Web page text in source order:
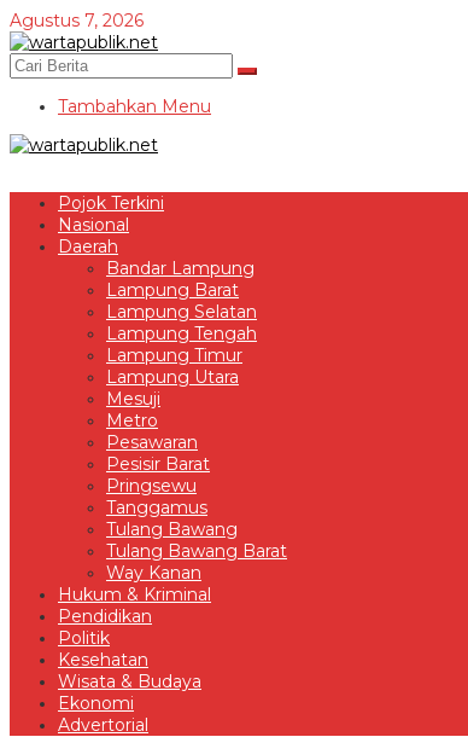
Lewati
ke
konten
Agustus 7, 2026
Tambahkan Menu
Pojok Terkini
Nasional
Daerah
Bandar Lampung
Lampung Barat
Lampung Selatan
Lampung Tengah
Lampung Timur
Lampung Utara
Mesuji
Metro
Pesawaran
Pesisir Barat
Pringsewu
Tanggamus
Tulang Bawang
Tulang Bawang Barat
Way Kanan
Hukum & Kriminal
Pendidikan
Politik
Kesehatan
Wisata & Budaya
Ekonomi
Advertorial